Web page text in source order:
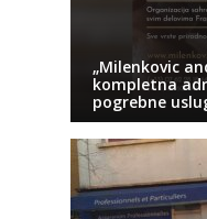
„Milenkovic
kompletna
pogrebne